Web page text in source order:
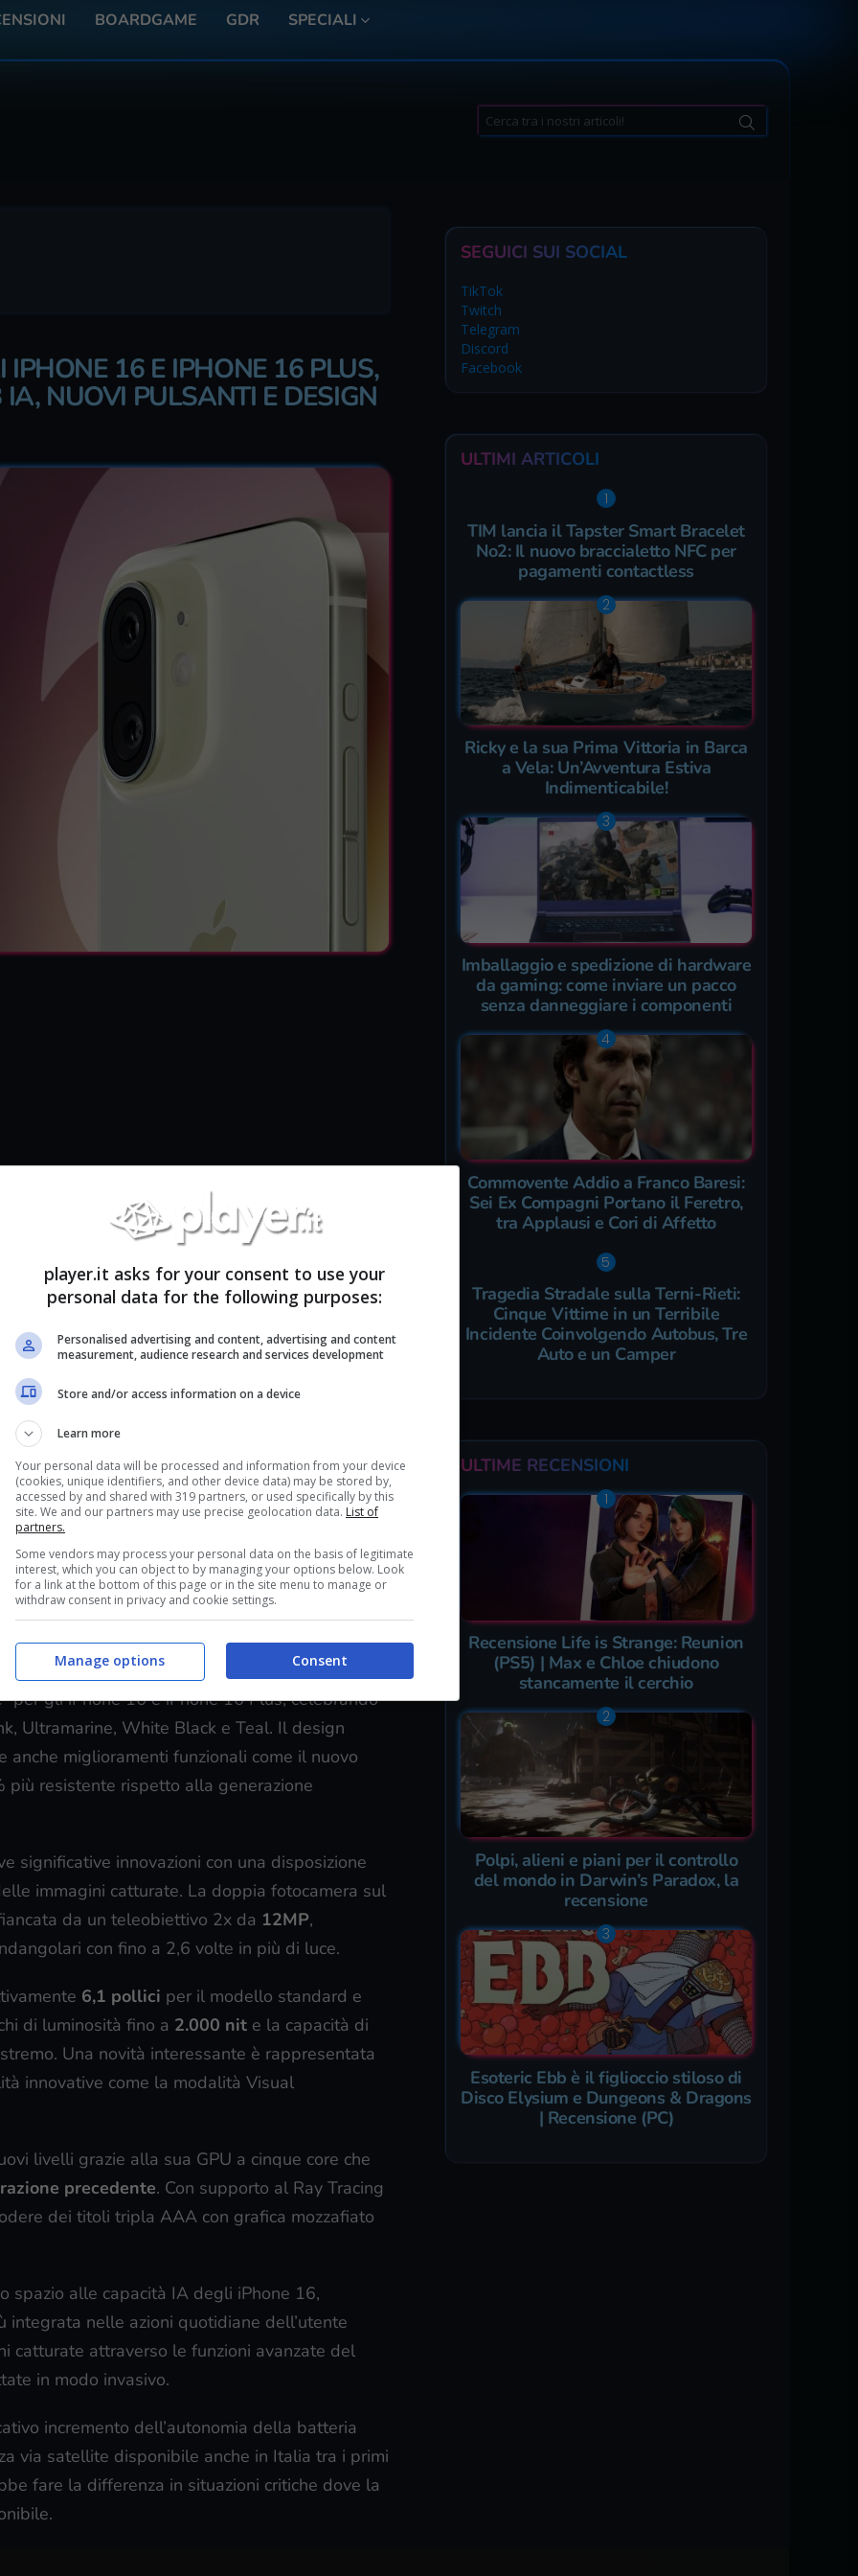
BOARDGAME GDR SPECIALI
Search
for:
16 E IPHONE 16 PLUS,
NUOVI PULSANTI E DESIGN
ora ufficiali: Apple vuole stupire il mondo,
Plus
di Cupertino.
A18, progettato con un focus particolare sulle
Neural Engine due volte più veloce rispetto al
dei nuovi modelli ma promette anche
16 e iPhone 16 Pro
per gli iPhone 16 e iPhone 16 Plus, celebrando
Ultramarine, White Black e Teal. Il design
anche miglioramenti funzionali come il nuovo
più resistente rispetto alla generazione
significative innovazioni con una disposizione
immagini catturate. La doppia fotocamera sul
da un teleobiettivo 2x da 12MP,
con fino a 2,6 volte in più di luce.
6,1 pollici per il modello standard e
di luminosità fino a 2.000 nit e la capacità di
Una novità interessante è rappresentata
innovative come la modalità Visual
livelli grazie alla sua GPU a cinque core che
precedente. Con supporto al Ray Tracing
dei titoli tripla AAA con grafica mozzafiato
spazio alle capacità IA degli iPhone 16,
integrata nelle azioni quotidiane dell’utente
catturate attraverso le funzioni avanzate del
in modo invasivo.
incremento dell’autonomia della batteria
via satellite disponibile anche in Italia tra i primi
fare la differenza in situazioni critiche dove la
SEGUICI SUI SOCIAL
TikTok
Twitch
Telegram
Discord
Facebook
ULTIMI ARTICOLI
TIM lancia il Tapster Smart Bracelet
No2: Il nuovo braccialetto NFC per
pagamenti contactless
Ricky e la sua Prima Vittoria in Barca
a Vela: Un’Avventura Estiva
Indimenticabile!
Imballaggio e spedizione di hardware
da gaming: come inviare un pacco
senza danneggiare i componenti
Commovente Addio a Franco Baresi:
Sei Ex Compagni Portano il Feretro,
tra Applausi e Cori di Affetto
Tragedia Stradale sulla Terni-Rieti:
Cinque Vittime in un Terribile
Incidente Coinvolgendo Autobus, Tre
Auto e un Camper
ULTIME RECENSIONI
Recensione Life is Strange: Reunion
(PS5) | Max e Chloe chiudono
stancamente il cerchio
Polpi, alieni e piani per il controllo
del mondo in Darwin’s Paradox, la
recensione
Esoteric Ebb è il figlioccio stiloso di
Disco Elysium e Dungeons & Dragons
| Recensione (PC)
player.it asks for your consent to use your
personal data for the following purposes:
Personalised advertising and content, advertising and content
measurement, audience research and services development
Store and/or access information on a device
Learn more
Your personal data will be processed and information from your device
(cookies, unique identifiers, and other device data) may be stored by,
accessed by and shared with 319 partners, or used specifically by this
site. We and our partners may use precise geolocation data. List of
partners.
Some vendors may process your personal data on the basis of legitimate
interest, which you can object to by managing your options below. Look
for a link at the bottom of this page or in the site menu to manage or
withdraw consent in privacy and cookie settings.
Consent
Manage options